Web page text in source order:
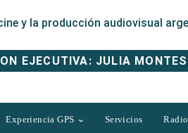
y la producción audiovisual
EJECUTIVA: JULIA
Experiencia GPS Servicios Radio